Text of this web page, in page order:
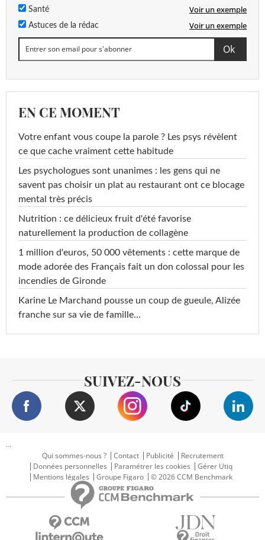
Santé Voir un exemple
Astuces de la rédac Voir un exemple
EN CE MOMENT
Votre enfant vous coupe la parole ? Les psys révèlent
ce que cache vraiment cette habitude
Les psychologues sont unanimes : les gens qui ne
savent pas choisir un plat au restaurant ont ce blocage
mental très précis
Nutrition : ce délicieux fruit d'été favorise
naturellement la production de collagène
1 million d'euros, 50 000 vêtements : cette marque de
mode adorée des Français fait un don colossal pour les
incendies de Gironde
Karine Le Marchand pousse un coup de gueule, Alizée
franche sur sa vie de famille...
SUIVEZ-NOUS
...
Qui sommes-nous ?
Contact Publicité
Recrutement
Données personnelles
Paramétrer les cookies
Gérer Utiq
Mentions légales
Groupe Figaro © 2026 CCM Benchmark